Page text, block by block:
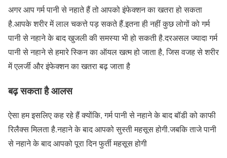
अगर आप गर्म पानी से नहाते हैं तो आपको इंफेक्शन का खतरा हो सकता
है.आपके शरीर में लाल चकत्ते पड़ सकते हैं.इतना ही नहीं कुछ लोगों को गर्म
पानी से नहाने के बाद खुजली की समस्या भी हो सकती है.दरअसल ज्यादा गर्म
पानी से नहाने से हमारे स्किन का ऑयल खत्म हो जाता है, जिस वजह से शरीर
में एलर्जी और इंफेक्शन का खतरा बढ़ जाता है
बढ़ सकता है आलस
ऐसा हम इसलिए कह रहे हैं क्योंकि, गर्म पानी से नहाने के बाद बॉडी को काफी
रिलैक्स मिलता है.नहाने के बाद आपको सुस्ती महसूस होगी.जबकि ताजे पानी
से नहाने के बाद आपको पूरा दिन फुर्ती महसूस होगी